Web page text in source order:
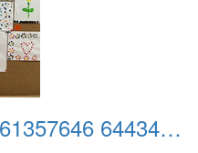
459757508 545285961357646 6443450376290769750 n